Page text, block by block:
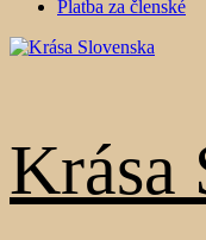
Platba za členské
Krása